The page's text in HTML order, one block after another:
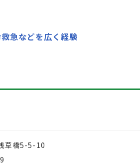
急などを広く経験
草橋5-5-10